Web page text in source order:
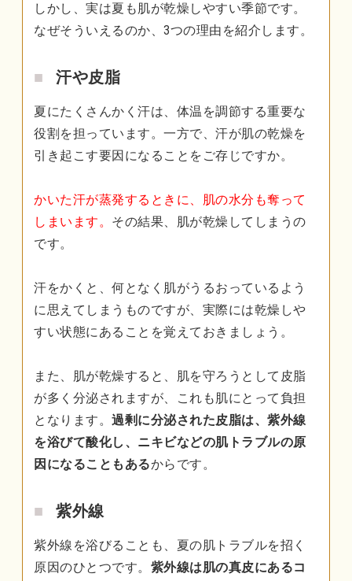
しかし、実は夏も肌が乾燥しやすい季節です。
なぜそういえるのか、3つの理由を紹介します。
汗や皮脂
夏にたくさんかく汗は、体温を調節する重要な
役割を担っています。一方で、汗が肌の乾燥を
引き起こす要因になることをご存じですか。
かいた汗が蒸発するときに、肌の水分も奪って
しまいます。 その結果、肌が乾燥してしまうの
です。
汗をかくと、何となく肌がうるおっているよう
に思えてしまうものですが、実際には乾燥しや
すい状態にあることを覚えておきましょう。
また、肌が乾燥すると、肌を守ろうとして皮脂
が多く分泌されますが、これも肌にとって負担
となります。 過剰に分泌された皮脂は、紫外線
を浴びて酸化し、ニキビなどの肌トラブルの原
因になることもあるからです。
紫外線
紫外線を浴びることも、夏の肌トラブルを招く
原因のひとつです。 紫外線は肌の真皮にあるコ